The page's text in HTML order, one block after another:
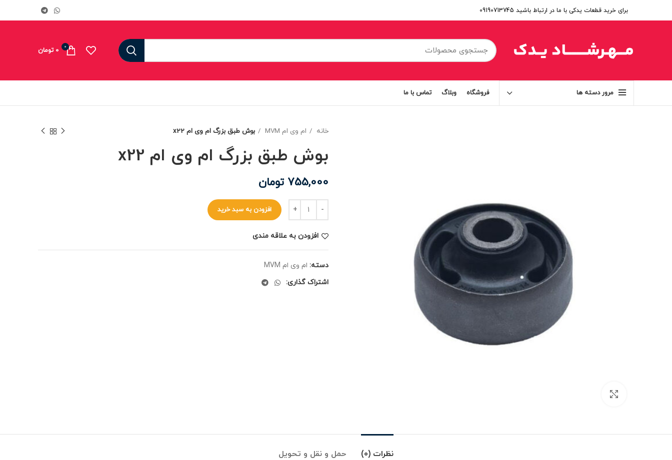
برای خرید قطعات یدکی با ما در ارتباط باشید 09190713745
0
0 تومان
مرور دسته ها فروشگاه وبلاگ تماس با ما
خانه ام وی ام MVM بوش طبق بزرگ ام وی ام x22
بوش طبق بزرگ ام وی ام x22
755,000 تومان
افزودن به سبد خرید
افزودن به علاقه مندی
دسته: ام وی ام MVM
اشتراک گذاری:
نظرات (0) حمل و نقل و تحویل